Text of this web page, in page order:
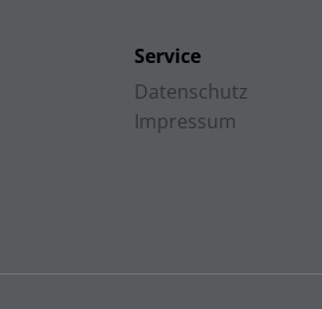
Service
Datenschutz
Impressum